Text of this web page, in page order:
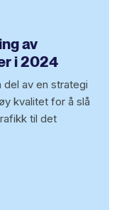
av
i 2024
del av en strategi
kvalitet for å slå
til det